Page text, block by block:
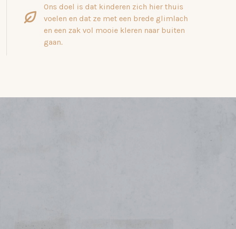
Ons doel is dat kinderen zich hier thuis
voelen en dat ze met een brede glimlach
en een zak vol mooie kleren naar buiten
gaan.